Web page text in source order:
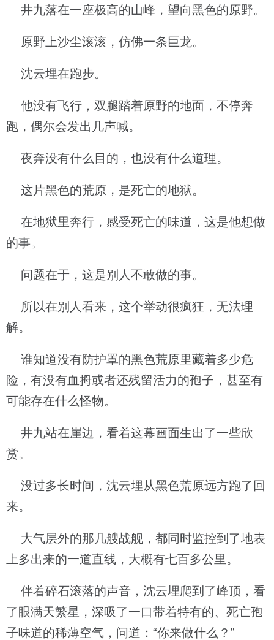
井九落在一座极高的山峰，望向黑色的原野。
原野上沙尘滚滚，仿佛一条巨龙。
沈云埋在跑步。
他没有飞行，双腿踏着原野的地面，不停奔
跑，偶尔会发出几声喊。
夜奔没有什么目的，也没有什么道理。
这片黑色的荒原，是死亡的地狱。
在地狱里奔行，感受死亡的味道，这是他想做
的事。
问题在于，这是别人不敢做的事。
所以在别人看来，这个举动很疯狂，无法理
解。
谁知道没有防护罩的黑色荒原里藏着多少危
险，有没有血拇或者还残留活力的孢子，甚至有
可能存在什么怪物。
井九站在崖边，看着这幕画面生出了一些欣
赏。
没过多长时间，沈云埋从黑色荒原远方跑了回
来。
大气层外的那几艘战舰，都同时监控到了地表
上多出来的一道直线，大概有七百多公里。
伴着碎石滚落的声音，沈云埋爬到了峰顶，看
了眼满天繁星，深吸了一口带着特有的、死亡孢
子味道的稀薄空气，问道：“你来做什么？”